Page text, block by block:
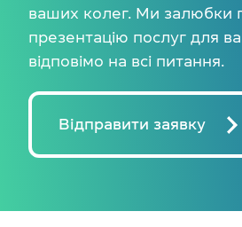
ваших колег. Ми залюбки
презентацію послуг для
відповімо на всі питання.
Відправити заявку